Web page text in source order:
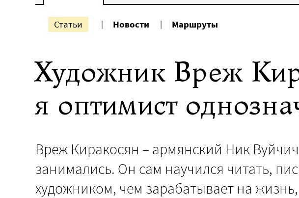
Статьи Новости Маршруты
Художник Вреж
я оптимист
Вреж Киракосян – армянский Ник
занимались. Он сам научился читать,
художником, чем зарабатывает на